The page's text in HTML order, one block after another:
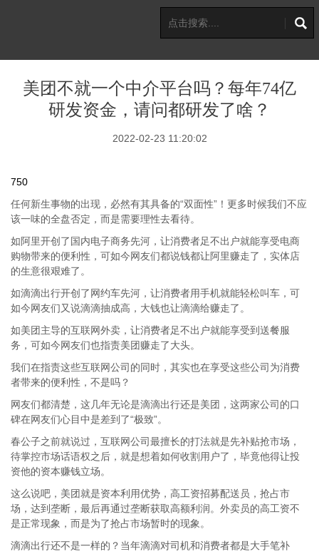
美团不就一个中介平台吗？每年74亿
研发资金，请问都研发了啥？
2022-02-23 11:20:02
750
任何新生事物的出现，必然有其具备的“双面性”！更多时候我们不应
该一味的全盘否定，而是需要理性去看待。
如阿里开创了国内电子商务先河，让消费者足不出户就能享受电商
购物带来的便利性，可如今网友们都说钱都让阿里赚走了，实体店
的生意很艰难了。
如滴滴出行开创了网约车先河，让消费者用手机就能轻松叫车，可
如今网友们又说滴滴抽成高，大钱也让滴滴给赚走了。
如美团主导的互联网外卖，让消费者足不出户就能享受到送餐服
务，可如今网友们也指责美团赚走了大头。
我们在指责这些互联网公司的同时，其实也在享受这些公司为消费
者带来的便利性，不是吗？
网友们都清楚，这几年无论是滴滴出行还是美团，这两家公司的口
碑在网友们心目中是差到了“极致”。
春公子之前就说过，互联网公司最擅长的打法就是先补贴抢市场，
待掌控市场话语权之后，就是想着如何收割用户了，毕竟他得让投
资他的资本赚钱立场。
这么说吧，美团就是资本利用优势，高工资招募配送员，抢占市
场，达到垄断，最后再通过垄断获取高额利润。外卖员的高工资不
是正常现象，而是为了抢占市场暂时的现象。
滴滴出行还不是一样的？当年滴滴对司机和消费者都是大手笔补